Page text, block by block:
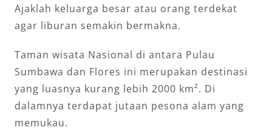
Ajaklah keluarga besar atau orang terdekat
agar liburan semakin bermakna.
Taman wisata Nasional di antara Pulau
Sumbawa dan Flores ini merupakan destinasi
yang luasnya kurang lebih 2000 km². Di
dalamnya terdapat jutaan pesona alam yang
memukau.